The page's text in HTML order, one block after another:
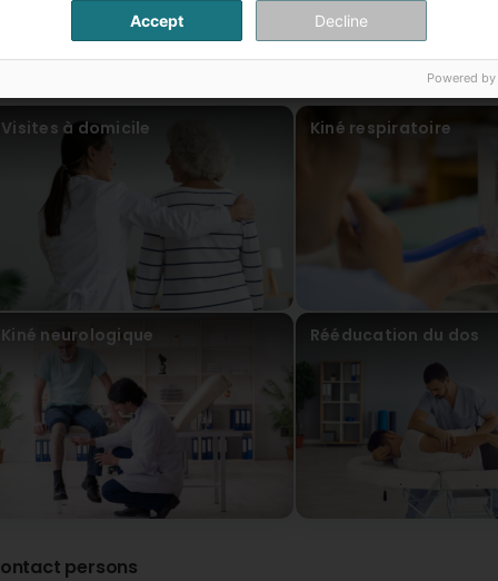
Visites à domicile Kiné respiratoire
Kiné neurologique Rééducation du dos
persons
Accept Decline
Powered by